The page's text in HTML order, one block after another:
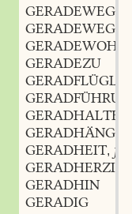
GERADEWEG
GERADEWEGS
GERADEWOHL
GERADEZU
GERADFLÜGLER
GERADFÜHRUNG
GERADHALTER
GERADHEIT, f.
GERADHERZIG
GERADHIN
GERADIG